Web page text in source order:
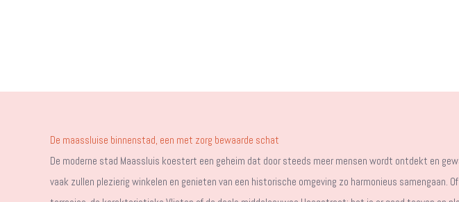
De maassluise binnenstad, een met zorg bewaarde schat
De moderne stad Maassluis koestert een geheim dat door steeds meer mensen wordt ontdekt en
vaak zullen plezierig winkelen en genieten van een historische omgeving zo harmonieus samengaan.